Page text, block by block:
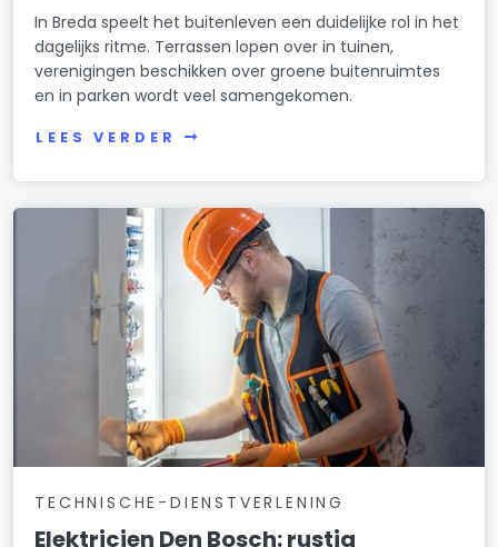
In Breda speelt het buitenleven een duidelijke rol in het
dagelijks ritme. Terrassen lopen over in tuinen,
verenigingen beschikken over groene buitenruimtes
en in parken wordt veel samengekomen.
LEES VERDER
TECHNISCHE-DIENSTVERLENING
Elektricien Den Bosch: rustig